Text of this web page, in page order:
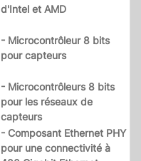
d'Intel et AMD
- Microcontrôleur 8 bits
pour capteurs
- Microcontrôleurs 8 bits
pour les réseaux de
capteurs
- Composant Ethernet PHY
pour une connectivité à